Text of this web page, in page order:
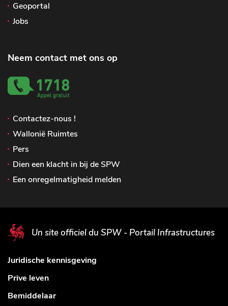
Geoportal
Jobs
Neem contact met ons op
Contactez-nous !
Wallonië Ruimtes
Pers
Dien een klacht in bij de SPW
Een onregelmatigheid melden
Un site officiel du SPW - Portail Infrastructures
Juridische kennisgeving
Prive leven
Bemiddelaar